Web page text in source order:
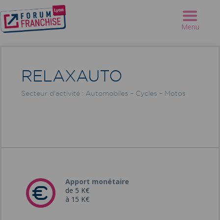
Forum Franchise Lyon>
RELAXAUTO
Secteur d'activité : Automobiles – Cycles – Motos
Apport monétaire
de 5 K€
à 15 K€
Menu